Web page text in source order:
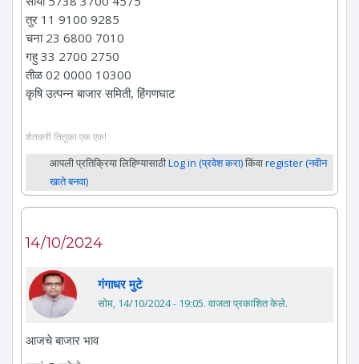
तुर 11 9100 9285
चना 23 6800 7010
गहु 33 2700 2750
तीळ 02 0000 10300
कृषि उत्पन्न बाजार समिती, हिंगणघाट
शेतकरी तितुका एक एक!
आपली प्रतिक्रिया लिहिण्यासाठीLog in (प्रवेश करा)किंवाregister (नवीन
खाते बनवा)
14/10/2024
गंगाधर मुटे
सोम, 14/10/2024 - 19:05. वाजता प्रकाशित केले.
आजचे बाजार भाव